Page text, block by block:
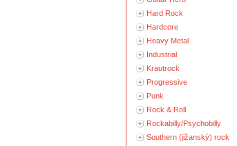
Hard Rock
Hardcore
Heavy Metal
Industrial
Krautrock
Progressive
Punk
Rock & Roll
Rockabilly/Psychobilly
Southern (jižanský) rock